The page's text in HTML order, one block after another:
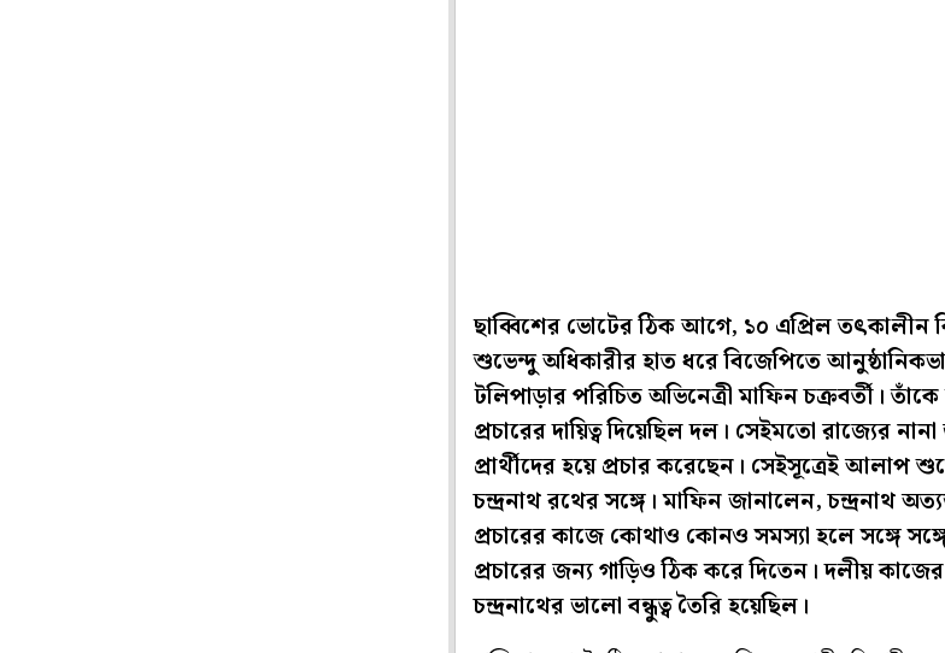
ছাব্বিশের ভোটের ঠিক আগে, ১০ এপ্রিল তৎকালীন
শুভেন্দু অধিকারীর হাত ধরে বিজেপিতে
টলিপাড়ার পরিচিত অভিনেত্রী মাফিন চক্রবর্তী। তাঁকে
প্রচারের দায়িত্ব দিয়েছিল দল। সেইমতো রাজ্যের
প্রার্থীদের হয়ে প্রচার করেছেন। সেইসূত্রেই আলাপ
চন্দ্রনাথ রথের সঙ্গে। মাফিন জানালেন, চন্দ্রনাথ
প্রচারের কাজে কোথাও কোনও সমস্যা হলে সঙ্গে
প্রচারের জন্য গাড়িও ঠিক করে দিতেন। দলীয় কাজের
চন্দ্রনাথের ভালো বন্ধুত্ব তৈরি হয়েছিল।